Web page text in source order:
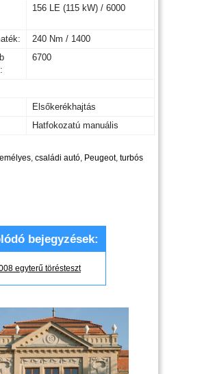
156 LE (115 kW) / 6000
240 Nm / 1400
6700
Elsőkerékhajtás
Hatfokozatú manuális
, családi autó, Peugeot, turbós
bejegyzések:
egyterű törésteszt